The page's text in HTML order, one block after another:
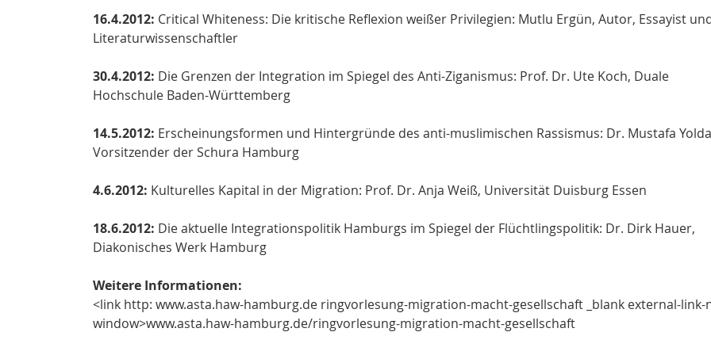
16.4.2012: Critical Whiteness: Die kritische Reflexion weißer Privilegien: Mutlu Ergün, Autor, Essayist
Literaturwissenschaftler
30.4.2012: Die Grenzen der Integration im Spiegel des Anti-Ziganismus: Prof. Dr. Ute Koch, Duale
Hochschule Baden-Württemberg
14.5.2012: Erscheinungsformen und Hintergründe des anti-muslimischen Rassismus: Dr. Mustafa
Vorsitzender der Schura Hamburg
4.6.2012: Kulturelles Kapital in der Migration: Prof. Dr. Anja Weiß, Universität Duisburg Essen
18.6.2012: Die aktuelle Integrationspolitik Hamburgs im Spiegel der Flüchtlingspolitik: Dr. Dirk Hauer,
Diakonisches Werk Hamburg
Weitere Informationen:
<link http: www.asta.haw-hamburg.de ringvorlesung-migration-macht-gesellschaft _blank external-link-
window>www.asta.haw-hamburg.de/ringvorlesung-migration-macht-gesellschaft